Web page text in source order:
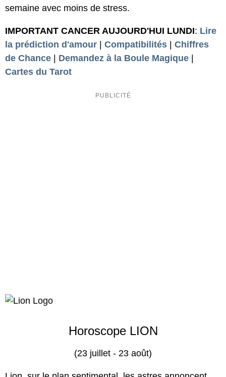
semaine avec moins de stress.
IMPORTANT CANCER AUJOURD'HUI LUNDI: Lire
la prédiction d'amour | Compatibilités | Chiffres
de Chance | Demandez à la Boule Magique |
Cartes du Tarot
Horoscope LION
(23 juillet - 23 août)